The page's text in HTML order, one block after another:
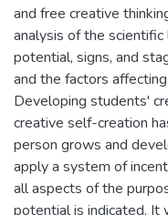
and free creative
analysis of the
potential, signs, and
and the factors
Developing students'
creative self-creation
person grows and
apply a system of
all aspects of the
potential is indicated. It